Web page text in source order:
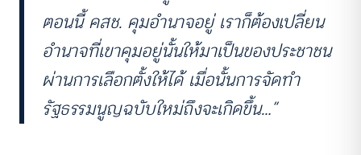
ตอนนี้ คสช. คุมอำนาจอยู่ เราก็ต้องเปลี่ยน
อำนาจที่เขาคุมอยู่นั้นให้มาเป็นของประชาชน
ผ่านการเลือกตั้งให้ได้ เมื่อนั้นการจัดทำ
รัฐธรรมนูญฉบับใหม่ถึงจะเกิดขึ้น…”